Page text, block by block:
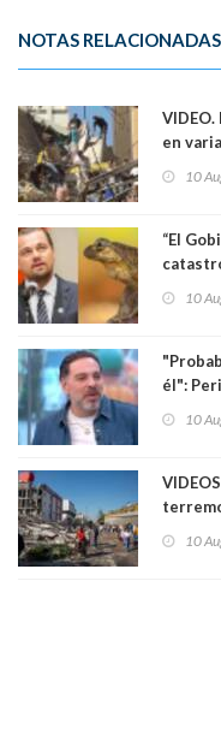
NOTAS RELACIONADAS
en
10
“El
10
él":
a
10
no se
10